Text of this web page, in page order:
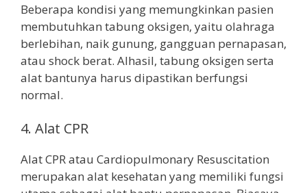
Beberapa kondisi yang memungkinkan pasien
membutuhkan tabung oksigen, yaitu olahraga
berlebihan, naik gunung, gangguan pernapasan,
atau shock berat. Alhasil, tabung oksigen serta
alat bantunya harus dipastikan berfungsi
normal.
4. Alat CPR
Alat CPR atau Cardiopulmonary Resuscitation
merupakan alat kesehatan yang memiliki fungsi